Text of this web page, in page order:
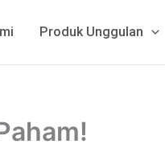
Produk Unggulan